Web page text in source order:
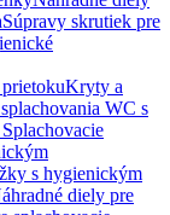
Súpravy skrutiek pre
Kryty a
WC s
s hygienickým
diely pre